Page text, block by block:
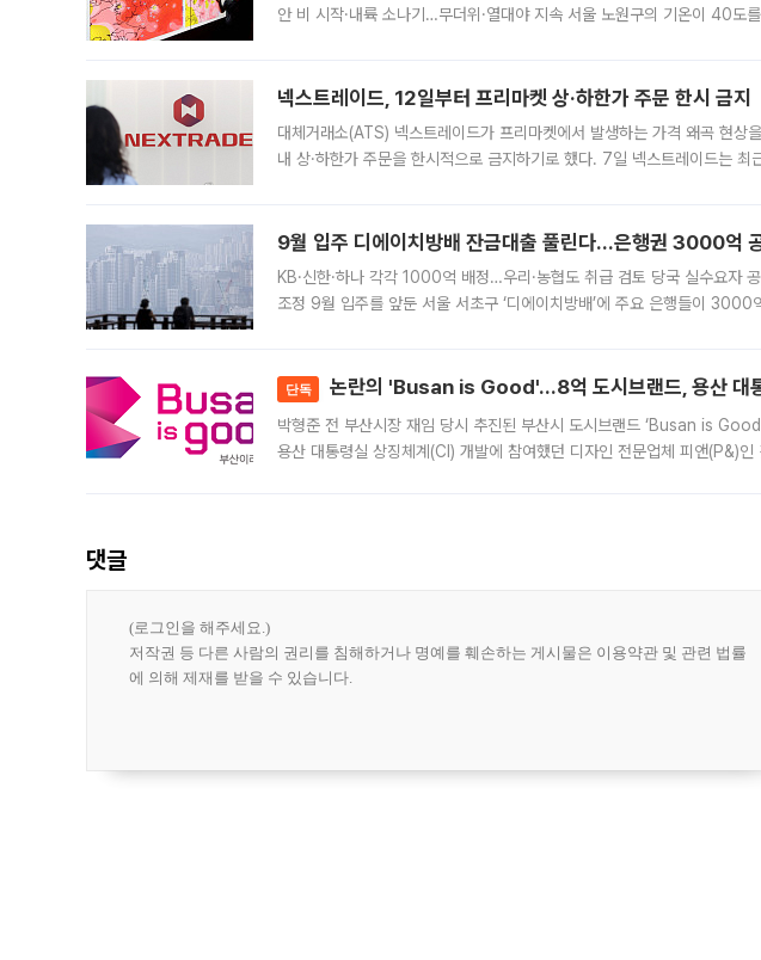
안 비 시작·내륙 소나기…무더위·열대야 지속 서울 노원구의 기온이 40도
넥스트레이드, 12일부터 프리마켓 상·하한가 주문 한시 금지
대체거래소(ATS) 넥스트레이드가 프리마켓에서 발생하는 가격 왜곡 현상
내 상·하한가 주문을 한시적으로 금지하기로 했다. 7일 넥스트레이드는 최
9월 입주 디에이치방배 잔금대출 풀린다…은행권 3000억
KB·신한·하나 각각 1000억 배정…우리·농협도 취급 검토 당국 실수요자
조정 9월 입주를 앞둔 서울 서초구 ‘디에이치방배’에 주요 은행들이 3000
단독 논란의 'Busan is Good'…8억 도시브랜드, 용산 대
박형준 전 부산시장 재임 당시 추진된 부산시 도시브랜드 ‘Busan is
용산 대통령실 상징체계(CI) 개발에 참여했던 디자인 전문업체 피앤(P&)
댓글